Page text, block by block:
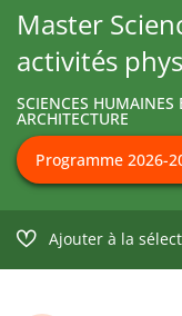
Master
activités
SCIENCES HUMAINES
ARCHITECTURE
Ajouter à la